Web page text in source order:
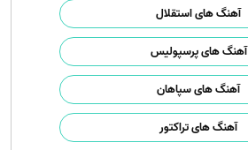
آهنگ های استقلال
آهنگ های پرسپولیس
آهنگ های سپاهان
آهنگ های تراکتور